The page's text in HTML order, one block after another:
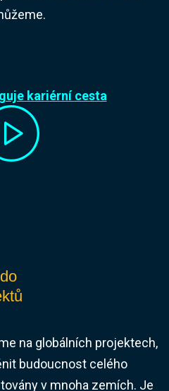
kariérní cesta
na globálních projektech,
budoucnost celého
v mnoha zemích. Je